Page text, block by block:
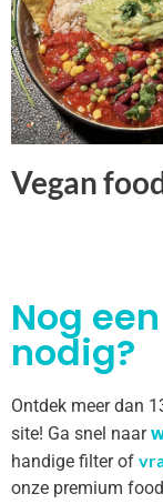
Vegan
Nog
nodig?
Ontdek meer dan
site! Ga snel naar
handige filter of
onze premium